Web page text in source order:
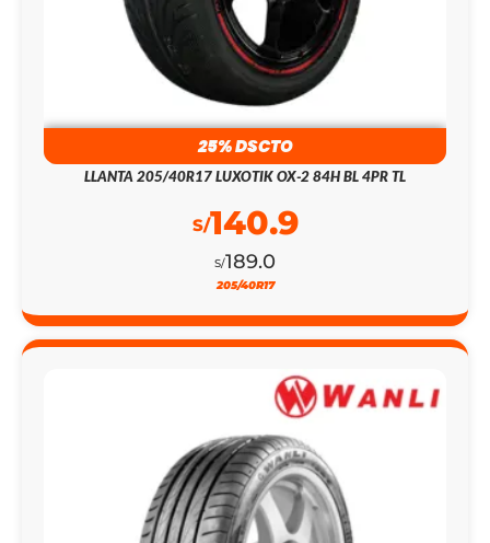
25% DSCTO
LLANTA 205/40R17 LUXOTIK OX-2 84H BL 4PR TL
189.0
140.9
205/40R17